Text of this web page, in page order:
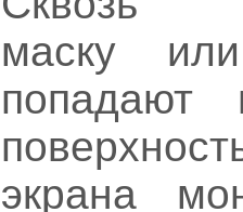
маску
попадают
экрана